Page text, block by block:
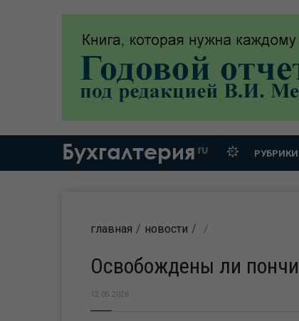
Бухгалтерия ru РУБРИКИ
главная новости
Освобождены ли
12.05.2026